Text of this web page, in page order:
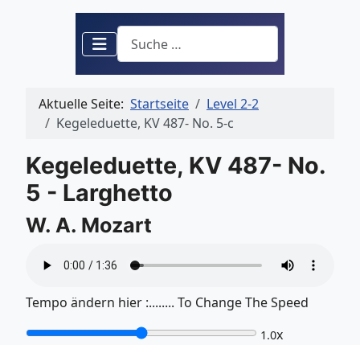
Suchen
Aktuelle Seite: Startseite
Level 2-2
Kegeleduette, KV 487- No. 5-c
Kegeleduette, KV 487- No.
5 - Larghetto
W. A. Mozart
Tempo ändern hier :........ To Change The Speed
1.0x